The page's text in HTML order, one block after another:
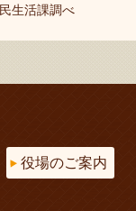
生活課調べ
役場のご案内